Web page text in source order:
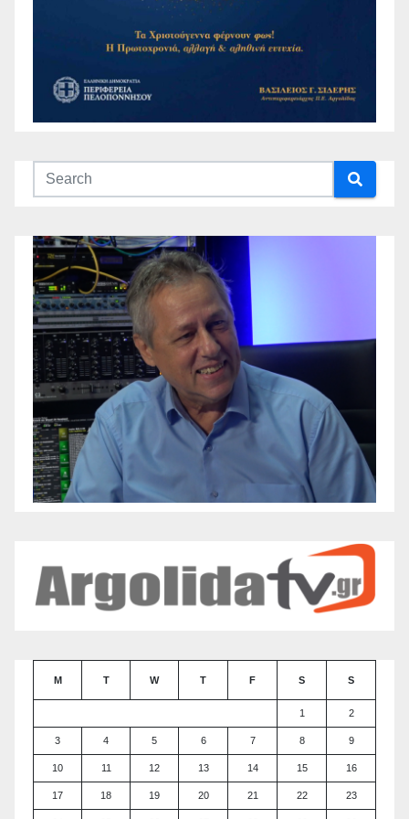
M T W T F S S
1 2
3 4 5 6 7 8 9
10 11 12 13 14 15 16
17 18 19 20 21 22 23